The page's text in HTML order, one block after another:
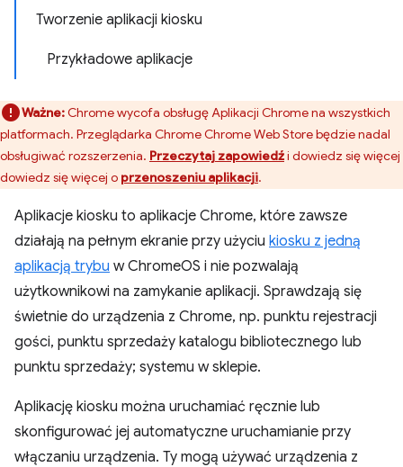
Tworzenie aplikacji kiosku
Przykładowe aplikacje
Ważne:Chrome wycofa obsługę Aplikacji Chrome na wszystkich
platformach. Przeglądarka Chrome Chrome Web Store będzie nadal
obsługiwać rozszerzenia. Przeczytaj zapowiedźi dowiedz się więcej
dowiedz się więcej o przenoszeniu aplikacji.
Aplikacje kiosku to aplikacje Chrome, które zawsze
działają na pełnym ekranie przy użyciu kiosku z jedną
aplikacją trybu w ChromeOS i nie pozwalają
użytkownikowi na zamykanie aplikacji. Sprawdzają się
świetnie do urządzenia z Chrome, np. punktu rejestracji
gości, punktu sprzedaży katalogu bibliotecznego lub
punktu sprzedaży; systemu w sklepie.
Aplikację kiosku można uruchamiać ręcznie lub
skonfigurować jej automatyczne uruchamianie przy
włączaniu urządzenia. Ty mogą używać urządzenia z